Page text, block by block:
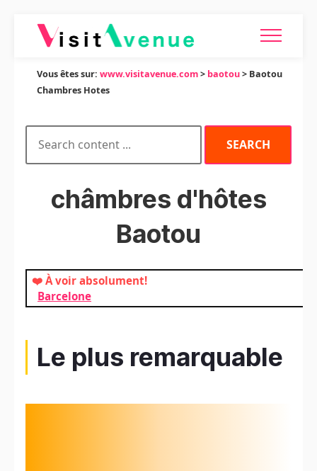
Vous êtes sur: www.visitavenue.com> baotou> Baotou
Chambres Hotes
châmbres d'hôtes
Baotou
❤️ À voir absolument!
Barcelone
Le plus remarquable